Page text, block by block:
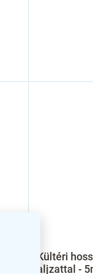
Kültéri
aljzattal -